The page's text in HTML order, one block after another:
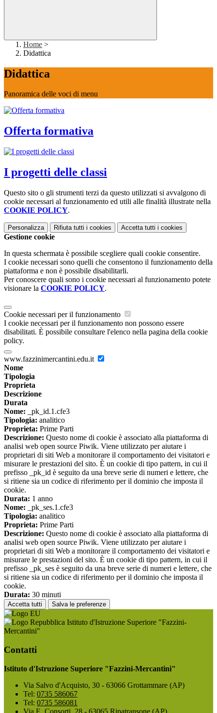
Home >
Didattica
Didattica
Panoramica delle voci di menu
Offerta formativa
I progetti delle classi
Questo sito o gli strumenti terzi da questo utilizzati si avvalgono di
cookie necessari al funzionamento ed utili alle finalità illustrate nella
COOKIE POLICY.
Personalizza Rifiuta tutti i cookies Accetta tutti i cookies
Gestione cookie
In questa schermata è possibile scegliere quali cookie consentire.
I cookie necessari sono quelli che consentono il funzionamento della
piattaforma e non è possibile disabilitarli.
Per conoscere quali sono i cookie necessari al funzionamento potete
visionare la COOKIE POLICY.
Cookie necessari per il funzionamento
I cookie necessari per il funzionamento non possono essere
disabilitati. È possibile consultare l'elenco nella pagina della cookie
policy.
www.fazzinimercantini.edu.it
Nome
Tipologia
Proprieta
Descrizione
Durata
Nome: _pk_id.1.cfe3
Tipologia: analitico
Proprieta: Prime Parti
Descrizione: Questo nome di cookie è associato alla piattaforma di
analisi web open source Piwik. Viene utilizzato per aiutare i
proprietari di siti Web a monitorare il comportamento dei visitatori e
misurare le prestazioni del sito. È un cookie di tipo pattern, in cui il
prefisso _pk_id è seguito da una breve serie di numeri e lettere, che
si ritiene sia un codice di riferimento per il dominio che imposta il
cookie.
Durata: 1 anno
Nome: _pk_ses.1.cfe3
Tipologia: analitico
Proprieta: Prime Parti
Descrizione: Questo nome di cookie è associato alla piattaforma di
analisi web open source Piwik. Viene utilizzato per aiutare i
proprietari di siti Web a monitorare il comportamento dei visitatori e
misurare le prestazioni del sito. È un cookie di tipo pattern, in cui il
prefisso _pk_ses è seguito da una breve serie di numeri e lettere, che
si ritiene sia un codice di riferimento per il dominio che imposta il
cookie.
Durata: 30 minuti
Accetta tutti Salva le preferenze
Istituto d'Istruzione Superiore "Fazzini-
Mercantini"
Contatti
Istituto d'Istruzione Superiore "Fazzini-Mercantini"
Via Salvo d'Acquisto, 30 - 63066 Grottammare (AP)
Tel: 0735 586067
Tel: 0735 586081
Via E. Consorti, 28 - 63065 Ripatransone (AP)